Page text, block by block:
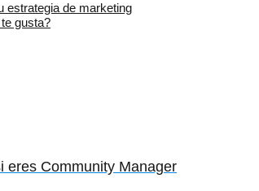
estrategia de marketing
gusta?
eres Community Manager